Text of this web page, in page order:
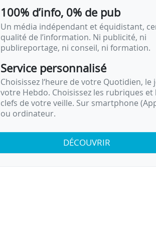
100% d’info, 0% de pub
Un média indépendant et équidistant,
qualité de l’information. Ni publicité, ni
publireportage, ni conseil, ni formation.
Service personnalisé
Choisissez l‘heure de votre Quotidien, le
votre Hebdo. Choisissez les rubriques et
clefs de votre veille. Sur smartphone
ou ordinateur.
DÉCOUVRIR